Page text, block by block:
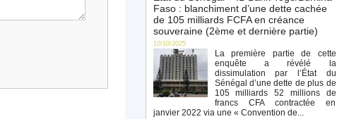
Faso : blanchiment d’une dette cachée
de 105 milliards FCFA en créance
souveraine (2ème et dernière partie)
10/10/2025
La première partie de cette
enquête a révélé la
dissimulation par l’État du
Sénégal d’une dette de plus de
105 milliards 52 millions de
francs CFA contractée en
janvier 2022 via une « Convention de...